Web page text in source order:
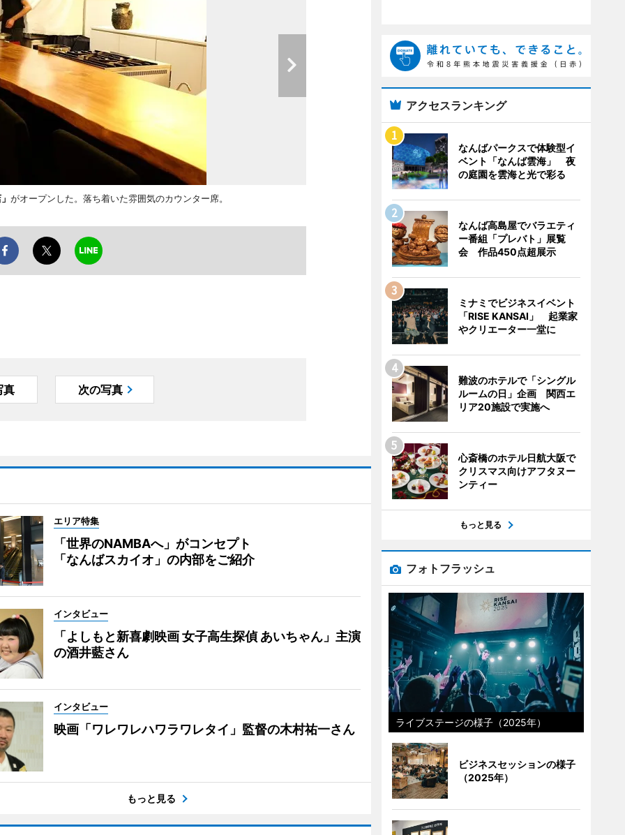
がオープンした。落ち着いた雰囲気のカウンター席。
真 次の写真
エリア特集
「世界のNAMBAへ」がコンセプト
「なんばスカイオ」の内部をご紹介
インタビュー
「よしもと新喜劇映画 女子高生探偵 あいちゃん」主演
の酒井藍さん
インタビュー
映画「ワレワレハワラワレタイ」監督の木村祐一さん
もっと見る
アクセスランキング
なんばパークスで体験型イ
ベント「なんば雲海」 夜
の庭園を雲海と光で彩る
なんば高島屋でバラエティ
ー番組「プレバト」展覧
会 作品450点超展示
ミナミでビジネスイベント
「RISE KANSAI」 起業家
やクリエーター一堂に
難波のホテルで「シングル
ルームの日」企画 関西エ
リア20施設で実施へ
心斎橋のホテル日航大阪で
クリスマス向けアフタヌー
ンティー
もっと見る
フォトフラッシュ
ライブステージの様子（2025年）
ビジネスセッションの様子
（2025年）